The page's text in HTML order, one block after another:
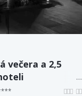
večera a 2,5
v centre Košíc